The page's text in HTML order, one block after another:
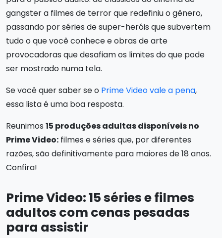
gangster a filmes de terror que redefiniu o gênero,
passando por séries de super-heróis que subvertem
tudo o que você conhece e obras de arte
provocadoras que desafiam os limites do que pode
ser mostrado numa tela.
Se você quer saber se o Prime Video vale a pena,
essa lista é uma boa resposta.
Reunimos 15 produções adultas disponíveis no
Prime Video: filmes e séries que, por diferentes
razões, são definitivamente para maiores de 18 anos.
Confira!
Prime Video: 15 séries e filmes
adultos com cenas pesadas
para assistir